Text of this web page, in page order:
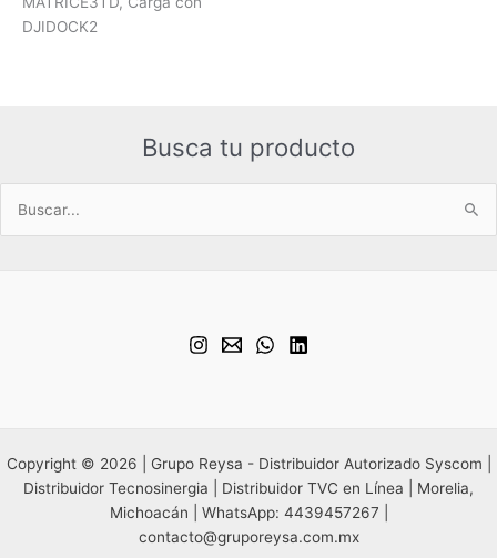
DJIDOCK2
Busca tu producto
Buscar
por:
Copyright © 2026 | Grupo Reysa - Distribuidor Autorizado Syscom |
Distribuidor Tecnosinergia | Distribuidor TVC en Línea | Morelia,
Michoacán | WhatsApp: 4439457267 |
contacto@gruporeysa.com.mx